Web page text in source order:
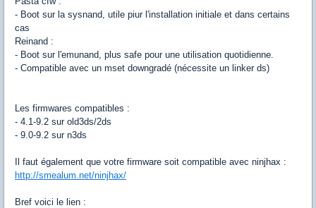
- Boot sur la sysnand, utile piur l'installation initiale et dans certains
cas
Reinand :
- Boot sur l'emunand, plus safe pour une utilisation quotidienne.
- Compatible avec un mset downgradé (nécessite un linker ds)
Les firmwares compatibles :
- 4.1-9.2 sur old3ds/2ds
- 9.0-9.2 sur n3ds
Il faut également que votre firmware soit compatible avec ninjhax :
http://smealum.net/ninjhax/
Bref voici le lien :